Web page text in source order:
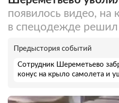
появилось видео,
в спецодежде решил
Предыстория событий
Сотрудник Шереметьево
конус на крыло самолета и